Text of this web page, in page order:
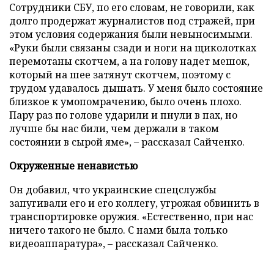
Сотрудники СБУ, по его словам, не говорили, как
долго продержат журналистов под стражей, при
этом условия содержания были невыносимыми.
«Руки были связаны сзади и ноги на щиколотках
перемотаны скотчем, а на голову надет мешок,
который на шее затянут скотчем, поэтому с
трудом удавалось дышать. У меня было состояние
близкое к умопомрачению, было очень плохо.
Пару раз по голове ударили и пнули в пах, но
лучше бы нас били, чем держали в таком
состоянии в сырой яме», – рассказал Сайченко.
Окруженные ненавистью
Он добавил, что украинские спецслужбы
запугивали его и его коллегу, угрожая обвинить в
транспортировке оружия. «Естественно, при нас
ничего такого не было. С нами была только
видеоаппаратура», – рассказал Сайченко.